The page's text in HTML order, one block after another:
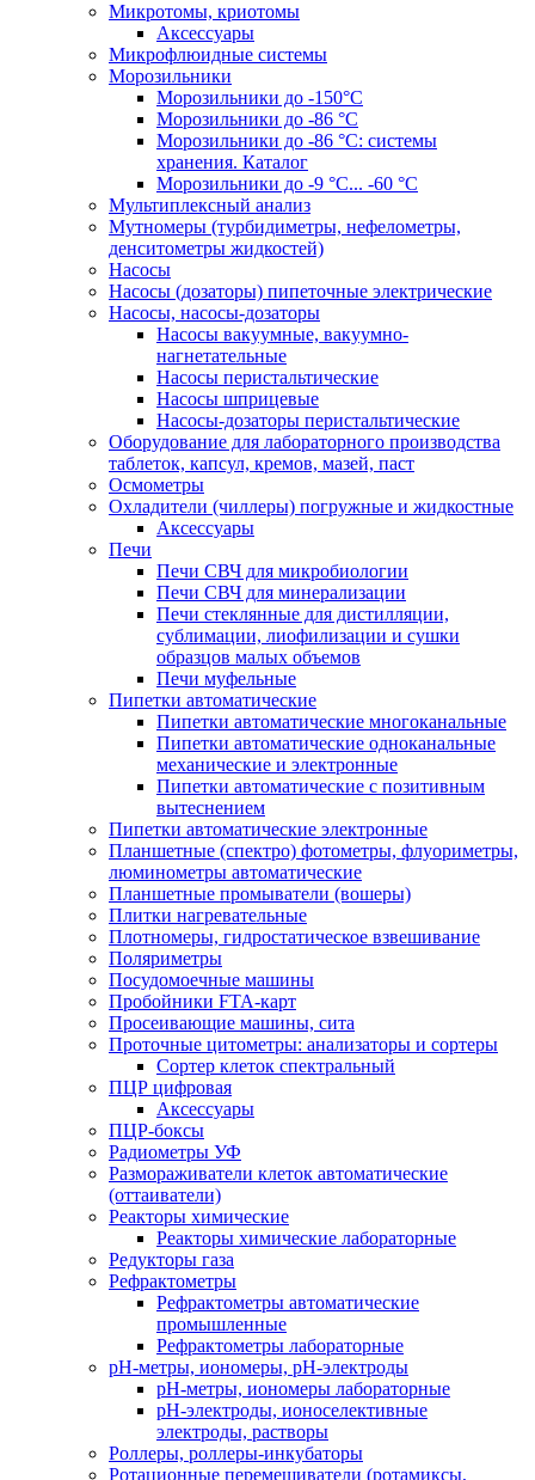
Микротомы, криотомы
Аксессуары
Микрофлюидные системы
Морозильники
Морозильники до -150°С
Морозильники до -86 °C
Морозильники до -86 °C: системы
хранения. Каталог
Морозильники до -9 °C... -60 °C
Мультиплексный анализ
Мутномеры (турбидиметры, нефелометры,
денситометры жидкостей)
Насосы
Насосы (дозаторы) пипеточные электрические
Насосы, насосы-дозаторы
Насосы вакуумные, вакуумно-
нагнетательные
Насосы перистальтические
Насосы шприцевые
Насосы-дозаторы перистальтические
Оборудование для лабораторного производства
таблеток, капсул, кремов, мазей, паст
Осмометры
Охладители (чиллеры) погружные и жидкостные
Аксессуары
Печи
Печи СВЧ для микробиологии
Печи СВЧ для минерализации
Печи стеклянные для дистилляции,
сублимации, лиофилизации и сушки
образцов малых объемов
Печи муфельные
Пипетки автоматические
Пипетки автоматические многоканальные
Пипетки автоматические одноканальные
механические и электронные
Пипетки автоматические с позитивным
вытеснением
Пипетки автоматические электронные
Планшетные (спектро) фотометры, флуориметры,
люминометры автоматические
Планшетные промыватели (вошеры)
Плитки нагревательные
Плотномеры, гидростатическое взвешивание
Поляриметры
Посудомоечные машины
Пробойники FTA-карт
Просеивающие машины, сита
Проточные цитометры: анализаторы и сортеры
Сортер клеток спектральный
ПЦР цифровая
Аксессуары
ПЦР-боксы
Радиометры УФ
Размораживатели клеток автоматические
(оттаиватели)
Реакторы химические
Реакторы химические лабораторные
Редукторы газа
Рефрактометры
Рефрактометры автоматические
промышленные
Рефрактометры лабораторные
рН-метры, иономеры, рН-электроды
рН-метры, иономеры лабораторные
рН-электроды, ионоселективные
электроды, растворы
Роллеры, роллеры-инкубаторы
Ротационные перемешиватели (ротамиксы,